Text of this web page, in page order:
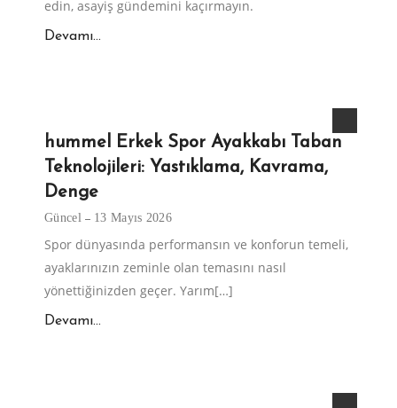
edin, asayiş gündemini kaçırmayın.
Devamı...
hummel Erkek Spor Ayakkabı Taban
Teknolojileri: Yastıklama, Kavrama,
Denge
Güncel 13 Mayıs 2026
Spor dünyasında performansın ve konforun temeli,
ayaklarınızın zeminle olan temasını nasıl
yönettiğinizden geçer. Yarım[…]
Devamı...